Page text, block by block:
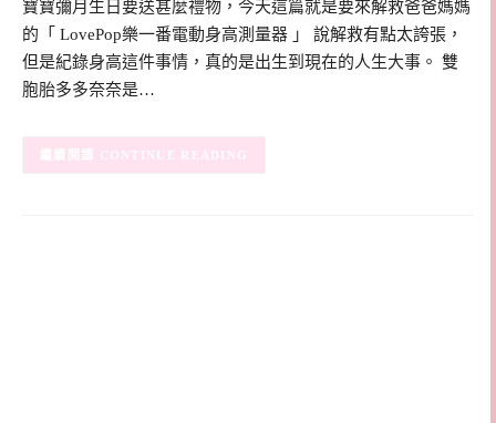
寶寶彌月生日要送甚麼禮物，今天這篇就是要來解救爸爸媽媽
的「 LovePop樂一番電動身高測量器 」 說解救有點太誇張，
但是紀錄身高這件事情，真的是出生到現在的人生大事。 雙
胞胎多多奈奈是…
CONTINUE READING